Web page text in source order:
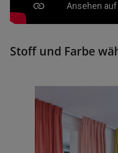
Stoff und Farbe